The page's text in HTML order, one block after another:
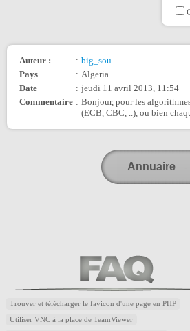
Auteur : : big_sou
Pays
: Algeria
Date
: jeudi 11 avril 2013, 11:54
Commentaire : Bonjour, pour les
(ECB, CBC, ..), ou bien
Annuaire -
Trouver et télécharger le favicon d'une page en PHP
Utiliser VNC à la place de TeamViewer